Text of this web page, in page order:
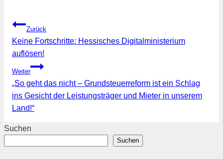
Beitragsnavigation
Zurück
Keine Fortschritte: Hessisches Digitalministerium
auflösen!
Weiter
„So geht das nicht – Grundsteuerreform ist ein Schlag
ins Gesicht der Leistungsträger und Mieter in unserem
Land!“
Suchen
Suchen